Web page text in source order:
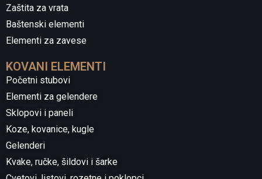
Zaštita za vrata
Baštenski elementi
Elementi za zavese
KOVANI ELEMENTI
Početni stubovi
Elementi za gelendere
Sklopovi i paneli
Koze, kovanice, kugle
Gelenderi
Kvake, ručke, šildovi i šarke